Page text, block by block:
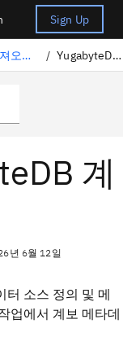
Sign Up
계보 가져오기 지원 커넥터 / YugabyteDB 계보 구성
계
년 6월 12일
터 소스 정의 및 메
업에서 계보 메타데